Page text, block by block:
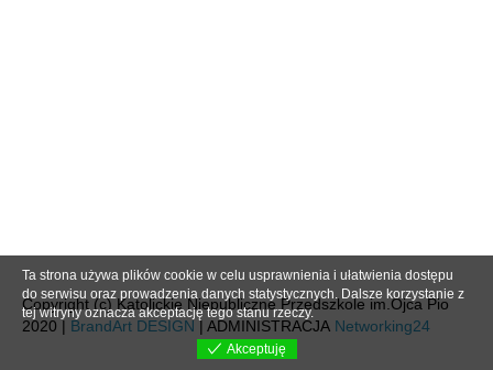
Copyright (c) Katolickie Niepubliczne Przedszkole im.Ojca Pio
2020 | BrandArt DESIGN | ADMINISTRACJA Networking24
Ta strona używa plików cookie w celu usprawnienia i ułatwienia dostępu
do serwisu oraz prowadzenia danych statystycznych. Dalsze korzystanie z
tej witryny oznacza akceptację tego stanu rzeczy.
Akceptuję